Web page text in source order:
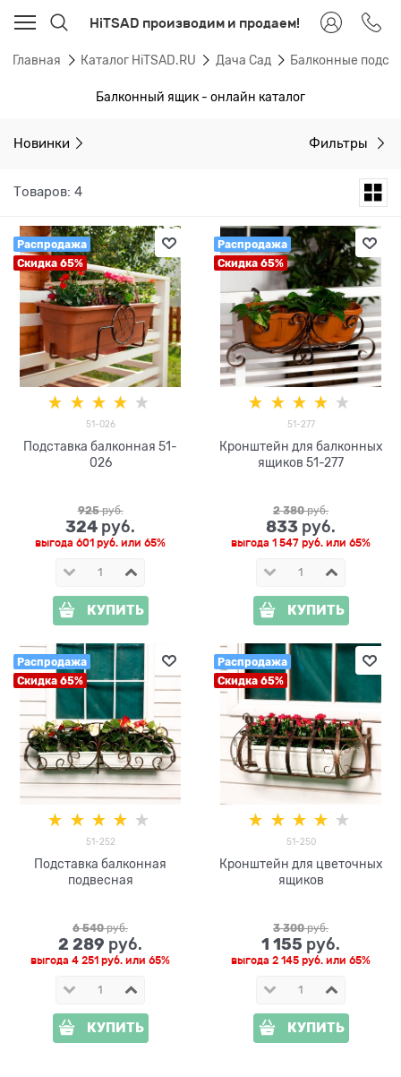
HiTSAD производим и продаем!
Главная Каталог HiTSAD.RU Дача Сад Балконные
Балконный ящик - онлайн каталог
Новинки Фильтры
Товаров: 4
Распродажа
Скидка 65%
51-026
Подставка балконная 51-
026
925 руб.
324 руб.
выгода 601 руб. или 65%
КУПИТЬ
Распродажа
Скидка 65%
51-277
Кронштейн для балконных
ящиков 51-277
2 380 руб.
833 руб.
выгода 1 547 руб. или 65%
КУПИТЬ
Распродажа
Скидка 65%
51-252
Подставка балконная
подвесная
6 540 руб.
2 289 руб.
выгода 4 251 руб. или 65%
КУПИТЬ
Распродажа
Скидка 65%
51-250
Кронштейн для цветочных
ящиков
3 300 руб.
1 155 руб.
выгода 2 145 руб. или 65%
КУПИТЬ